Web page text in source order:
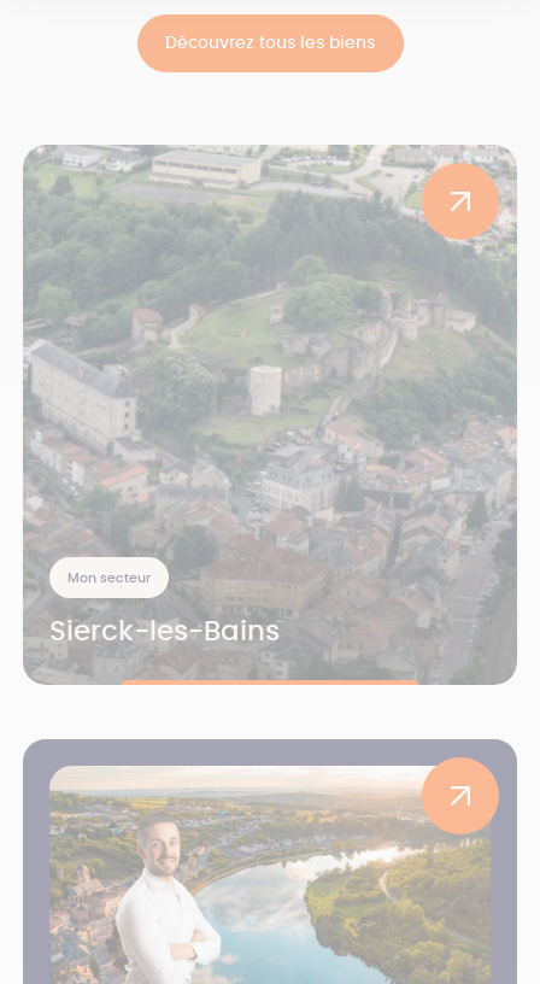
Mon secteur
Sierck-les-Bains
Découvrez tous les biens